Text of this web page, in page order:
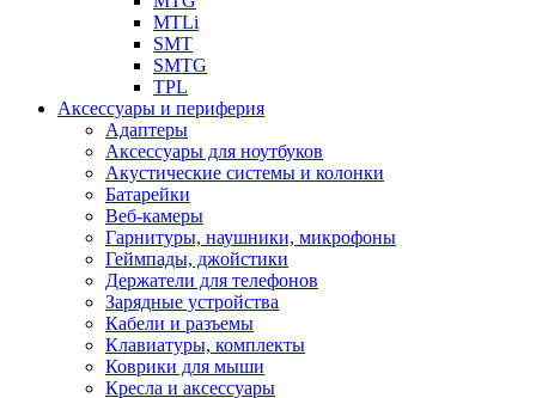
MTLi
SMT
SMTG
TPL
Аксессуары и периферия
Адаптеры
Аксессуары для ноутбуков
Акустические системы и колонки
Батарейки
Веб-камеры
Гарнитуры, наушники, микрофоны
Геймпады, джойстики
Держатели для телефонов
Зарядные устройства
Кабели и разъемы
Клавиатуры, комплекты
Коврики для мыши
Кресла и аксессуары